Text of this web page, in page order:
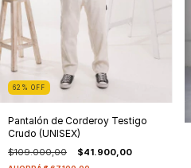
62 % OFF
Pantalón de Corderoy Testigo
Crudo (UNISEX)
$109.000,00 $41.900,00